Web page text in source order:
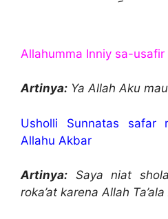
Allahumma Inniy sa-usafir
Artinya: Ya Allah Aku
Usholli Sunnatas safar
Allahu Akbar
Artinya: Saya niat
roka’at karena Allah